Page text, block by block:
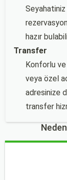
hazır
Transfer
Konforlu
veya özel
adresinize
transfer